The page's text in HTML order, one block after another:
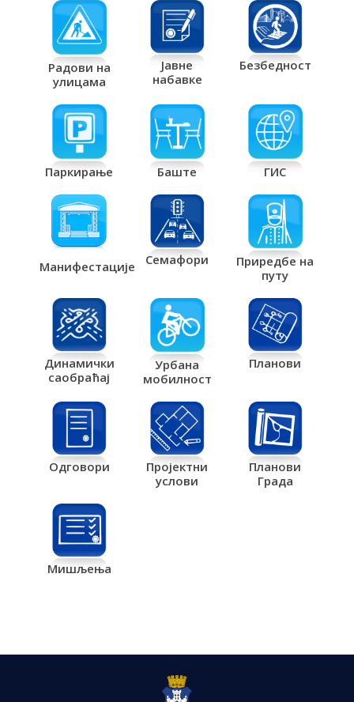
Радови на
улицама
Јавне
набавке
Безбедност
Паркирање Баште ГИС
Манифестације Семафори
Приредбе на
путу
Динамички
саобраћај
Урбана
мобилност
Планови
Одговори
Пројектни
услови
Планови
Града
Мишљења